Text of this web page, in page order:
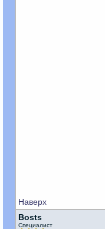
Наверх
Bosts
Специалист